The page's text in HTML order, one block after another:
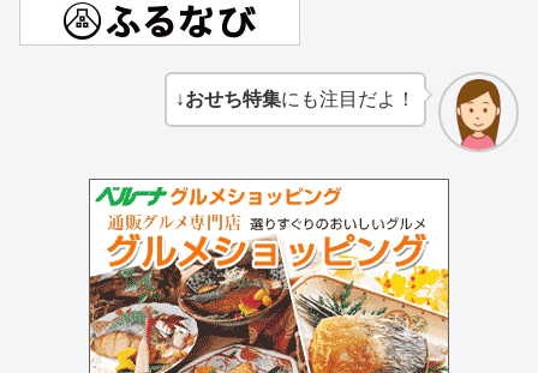
↓おせち特集にも注目だよ！